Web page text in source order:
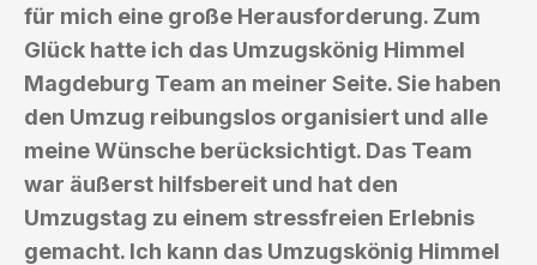
für mich eine große Herausforderung. Zum
Glück hatte ich das Umzugskönig Himmel
Magdeburg Team an meiner Seite. Sie haben
den Umzug reibungslos organisiert und alle
meine Wünsche berücksichtigt. Das Team
war äußerst hilfsbereit und hat den
Umzugstag zu einem stressfreien Erlebnis
gemacht. Ich kann das Umzugskönig Himmel